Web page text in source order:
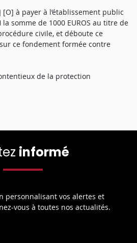
[O] à payer à l’établissement public
la somme de 1000 EUROS au titre de
civile, et déboute ce
ce fondement formée contre
de la protection
informé
personnalisant vos alertes et
vous à toutes nos actualités.